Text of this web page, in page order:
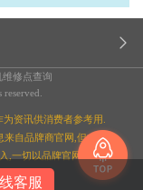
修点查询
资讯供消费者参考用.
来自品牌商官网,但本站
,一切以品牌官网为准;
客服